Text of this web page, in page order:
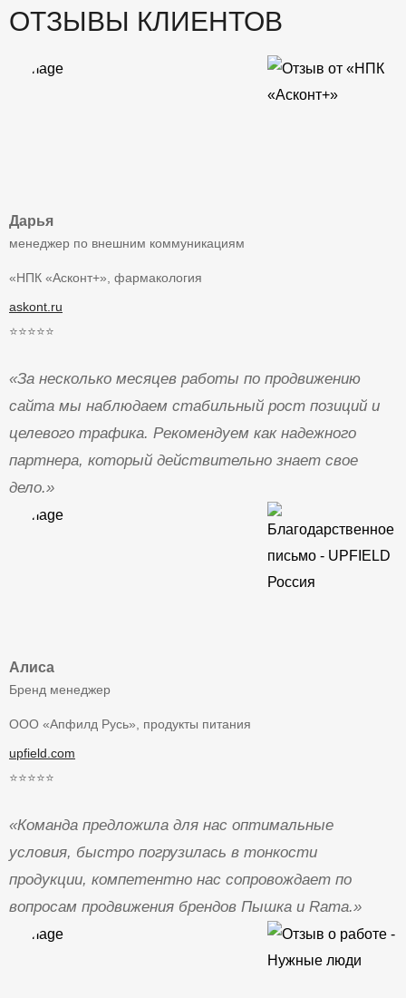
ОТЗЫВЫ КЛИЕНТОВ
Дарья
менеджер по внешним коммуникациям
«НПК «Асконт+», фармакология
askont.ru
⭐⭐⭐⭐⭐
«За несколько месяцев работы по продвижению
сайта мы наблюдаем стабильный рост позиций и
целевого трафика. Рекомендуем как надежного
партнера, который действительно знает свое
дело.»
Алиса
Бренд менеджер
ООО «Апфилд Русь», продукты питания
upfield.com
⭐⭐⭐⭐⭐
«Команда предложила для нас оптимальные
условия, быстро погрузилась в тонкости
продукции, компетентно нас сопровождает по
вопросам продвижения брендов Пышка и Rama.»